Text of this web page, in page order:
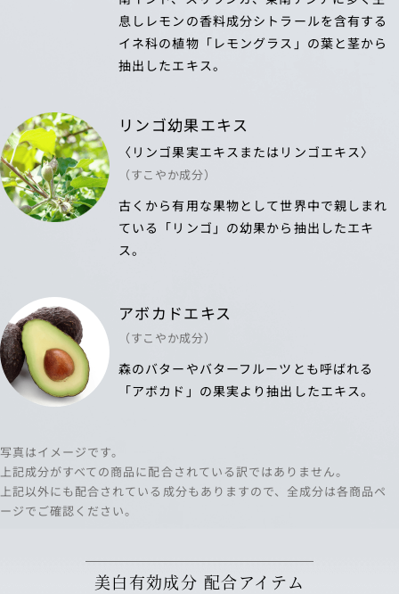
息しレモンの香料成分シトラールを含有する
イネ科の植物「レモングラス」の葉と茎から
抽出したエキス。
リンゴ幼果エキス
〈リンゴ果実エキスまたはリンゴエキス〉
（すこやか成分）
古くから有用な果物として世界中で親しまれ
ている「リンゴ」の幼果から抽出したエキ
ス。
アボカドエキス
（すこやか成分）
森のバターやバターフルーツとも呼ばれる
「アボカド」の果実より抽出したエキス。
写真はイメージです。
上記成分がすべての商品に配合されている訳ではありません。
上記以外にも配合されている成分もありますので、全成分は各商品ペ
ージでご確認ください。
美白有効成分 配合アイテム